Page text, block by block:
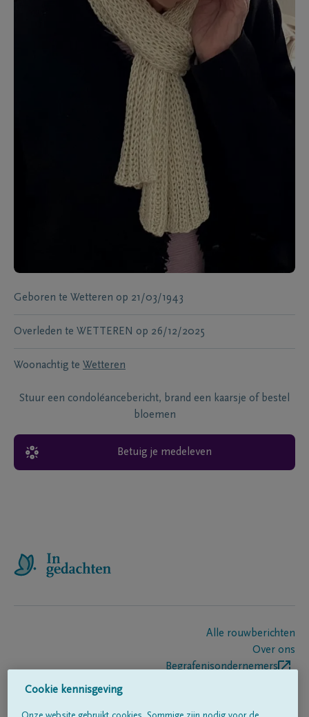
Geboren te Wetteren op 21/03/1943
Overleden te WETTEREN op 26/12/2025
Woonachtig te Wetteren
Stuur een condoléancebericht, brand een kaarsje of bestel
bloemen
Betuig je medeleven
Alle rouwberichten
Over ons
Begrafenisondernemers
Cookie kennisgeving